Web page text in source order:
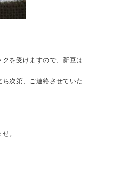
を受けますので、新豆は
次第、ご連絡させていた
。